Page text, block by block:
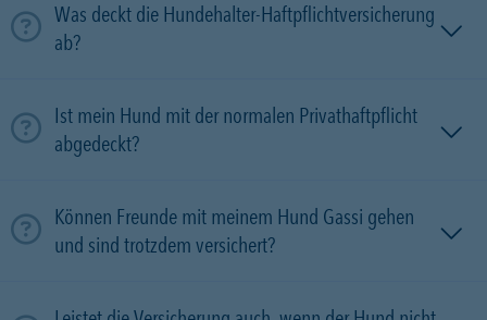
Was deckt die Hundehalter-Haftpflichtversicherung
ab?
Ist mein Hund mit der normalen Privathaftpflicht
abgedeckt?
Können Freunde mit meinem Hund Gassi gehen
und sind trotzdem versichert?